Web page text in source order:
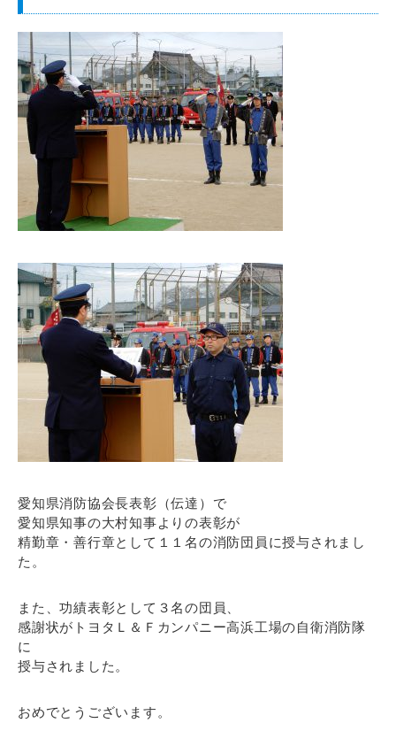
愛知県消防協会長表彰（伝達）で
愛知県知事の大村知事よりの表彰が
精勤章・善行章として１１名の消防団員に授与されまし
た。
また、功績表彰として３名の団員、
感謝状がトヨタＬ＆Ｆカンパニー高浜工場の自衛消防隊
に
授与されました。
おめでとうございます。